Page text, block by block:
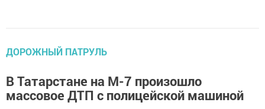
ДОРОЖНЫЙ ПАТРУЛЬ
В Татарстане на М-7 произошло
массовое ДТП с полицейской машиной